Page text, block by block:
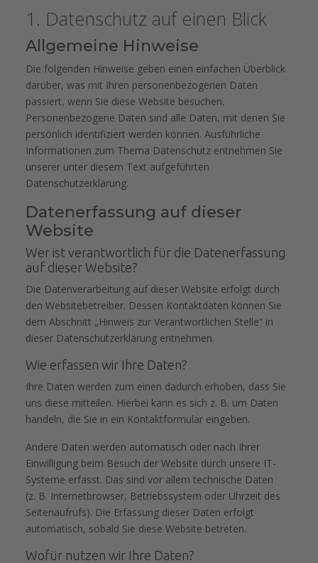
1. Datenschutz auf einen Blick
Allgemeine Hinweise
Die folgenden Hinweise geben einen einfachen Überblick
darüber, was mit Ihren personenbezogenen Daten
passiert, wenn Sie diese Website besuchen.
Personenbezogene Daten sind alle Daten, mit denen Sie
persönlich identifiziert werden können. Ausführliche
Informationen zum Thema Datenschutz entnehmen Sie
unserer unter diesem Text aufgeführten
Datenschutzerklärung.
Datenerfassung auf dieser
Website
Wer ist verantwortlich für die Datenerfassung
auf dieser Website?
Die Datenverarbeitung auf dieser Website erfolgt durch
den Websitebetreiber. Dessen Kontaktdaten können Sie
dem Abschnitt „Hinweis zur Verantwortlichen Stelle“ in
dieser Datenschutzerklärung entnehmen.
Wie erfassen wir Ihre Daten?
Ihre Daten werden zum einen dadurch erhoben, dass Sie
uns diese mitteilen. Hierbei kann es sich z. B. um Daten
handeln, die Sie in ein Kontaktformular eingeben.
Andere Daten werden automatisch oder nach Ihrer
Einwilligung beim Besuch der Website durch unsere IT-
Systeme erfasst. Das sind vor allem technische Daten
(z. B. Internetbrowser, Betriebssystem oder Uhrzeit des
Seitenaufrufs). Die Erfassung dieser Daten erfolgt
automatisch, sobald Sie diese Website betreten.
Wofür nutzen wir Ihre Daten?